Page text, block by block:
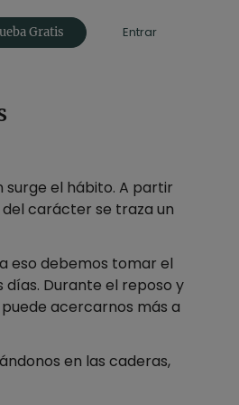
Gratis Entrar
surge el hábito. A partir
carácter se traza un
eso debemos tomar el
Durante el reposo y
acercarnos más a
en las caderas,
con la que movilizarás